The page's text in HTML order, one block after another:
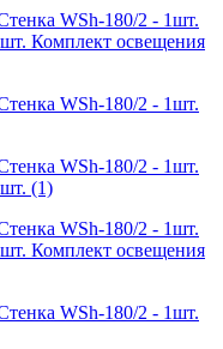
WSh-180/2 - 1шт.
Комплект освещения
WSh-180/2 - 1шт.
WSh-180/2 - 1шт.
(1)
WSh-180/2 - 1шт.
Комплект освещения
WSh-180/2 - 1шт.